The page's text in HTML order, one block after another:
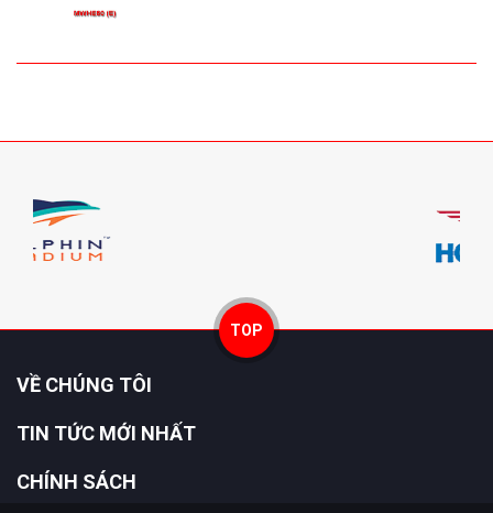
TOP
VỀ CHÚNG TÔI
TIN TỨC MỚI NHẤT
CHÍNH SÁCH